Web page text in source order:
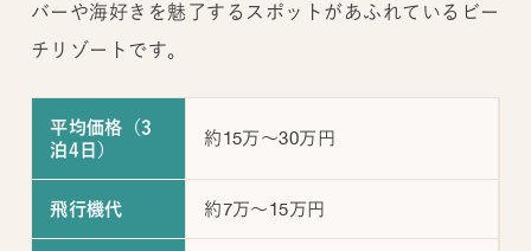
バーや海好きを魅了するスポットがあふれているビー
チリゾートです。
平均価格（3
泊4日）
約15万～30万円
飛行機代 約7万～15万円